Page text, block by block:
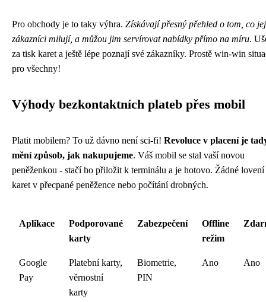
Pro obchody je to taky výhra. Získávají přesný přehled o tom, co
zákazníci milují, a můžou jim servírovat nabídky přímo na míru.
za tisk karet a ještě lépe poznají své zákazníky. Prostě win-win
pro všechny!
Výhody bezkontaktních plateb přes mobil
Platit mobilem? To už dávno není sci-fi! Revoluce v placení je
mění způsob, jak nakupujeme. Váš mobil se stal vaší novou
peněženkou - stačí ho přiložit k terminálu a je hotovo. Žádné lovení
karet v přecpané peněžence nebo počítání drobných.
Aplikace
Podporované
karty
Zabezpečení
Offline
režim
Google
Pay
Platební karty,
věrnostní
karty
Biometrie,
PIN
Ano Ano